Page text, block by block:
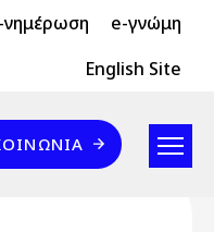
νημέρωση e-γνώμη
English Site